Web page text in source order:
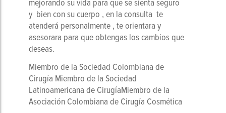
mejorando su vida para que se sienta seguro
y bien con su cuerpo , en la consulta te
atenderá personalmente , te orientara y
asesorara para que obtengas los cambios que
deseas.
Miembro de la Sociedad Colombiana de
Cirugía Miembro de la Sociedad
Latinoamericana de CirugíaMiembro de la
Asociación Colombiana de Cirugía Cosmética